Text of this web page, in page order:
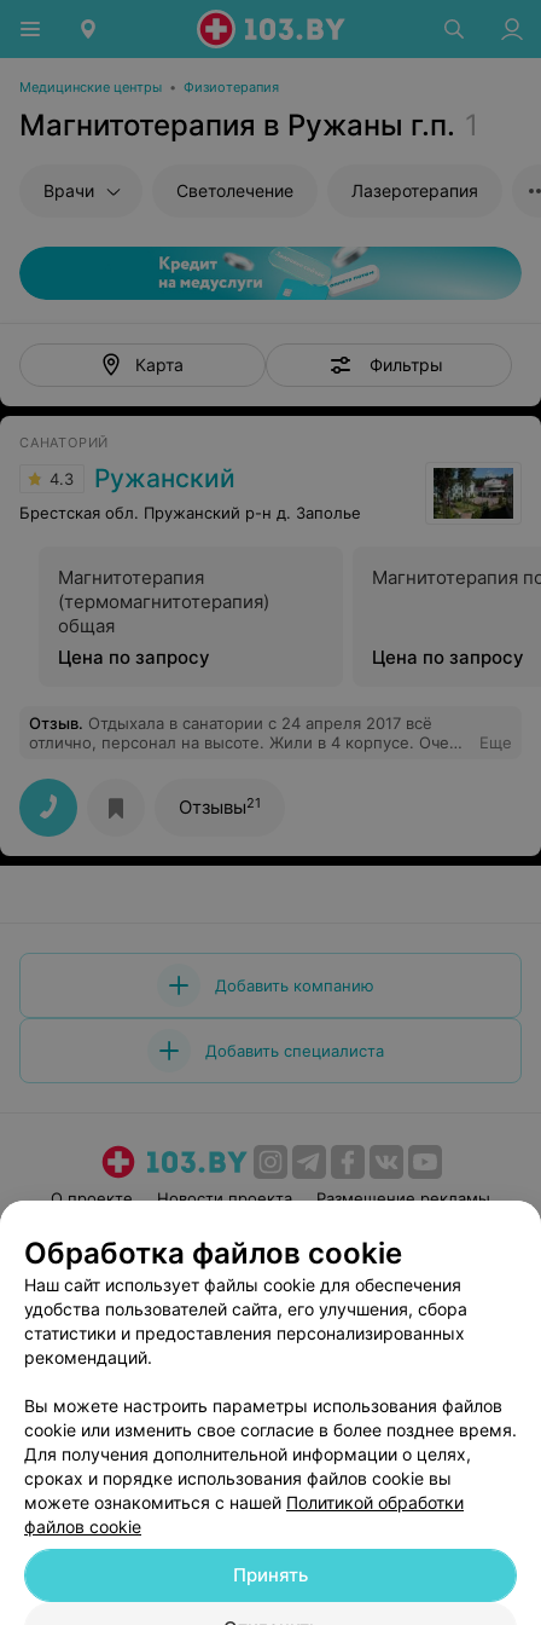
Медицинские центры • Физиотерапия
Магнитотерапия в Ружаны г.п. 1
Врачи Светолечение Лазеротерапия
Карта Фильтры
САНАТОРИЙ
4.3 Ружанский
Брестская обл. Пружанский р-н д. Заполье
Магнитотерапия
(термомагнитотерапия)
общая
Цена по запросу
Магнитотерапия
Цена по запросу
Отзыв. Отдыхала в санатории с 24 апреля 2017 всё
отлично, персонал на высоте. Жили в 4 корпусе. Очень
Еще
Отзывы21
Добавить компанию
Добавить специалиста
О проекте Новости проекта
Размещение рекламы
Пользовательское соглашение
Способы оплаты
Вакансии
Партнеры
Написать руководителю 103.by
Персональные настройки cookie
Обработка персональных данных
© 2026 ООО «Артокс Лаб», УНП 191700409| 220012, Республика Беларусь,
Обработка файлов cookie
Наш сайт использует файлы cookie для обеспечения
удобства пользователей сайта, его улучшения, сбора
статистики и предоставления персонализированных
рекомендаций.
Вы можете настроить параметры использования файлов
cookie или изменить свое согласие в более позднее время.
Для получения дополнительной информации о целях,
сроках и порядке использования файлов cookie вы
можете ознакомиться с нашей Политикой обработки
файлов cookie
Принять